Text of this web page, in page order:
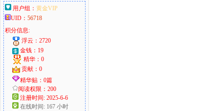
用户组： 黄金VIP
UID： 56718
积分信息:
浮云：2720
金钱：19
精华：0
贡献：0
精华贴：0篇
阅读权限：200
注册时间: 2025-6-6
在线时间: 167 小时